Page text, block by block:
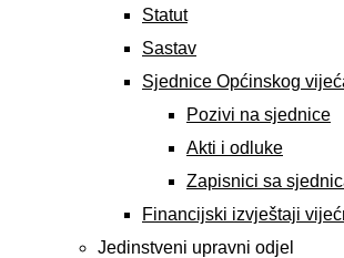
Statut
Sastav
Sjednice Općinskog
Pozivi na sjednice
Akti i odluke
Zapisnici sa
Financijski izvještaji
Jedinstveni upravni odjel